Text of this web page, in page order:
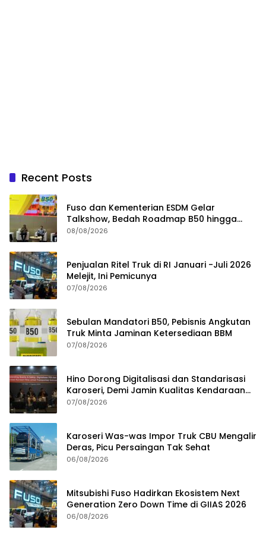
Recent Posts
Fuso dan Kementerian ESDM Gelar
Talkshow, Bedah Roadmap B50 hingga
Dampaknya
08/08/2026
Penjualan Ritel Truk di RI Januari -Juli 2026
Melejit, Ini Pemicunya
07/08/2026
Sebulan Mandatori B50, Pebisnis Angkutan
Truk Minta Jaminan Ketersediaan BBM
07/08/2026
Hino Dorong Digitalisasi dan Standarisasi
Karoseri, Demi Jamin Kualitas Kendaraan
Pelanggan
07/08/2026
Karoseri Was-was Impor Truk CBU Mengalir
Deras, Picu Persaingan Tak Sehat
06/08/2026
Mitsubishi Fuso Hadirkan Ekosistem Next
Generation Zero Down Time di GIIAS 2026
06/08/2026